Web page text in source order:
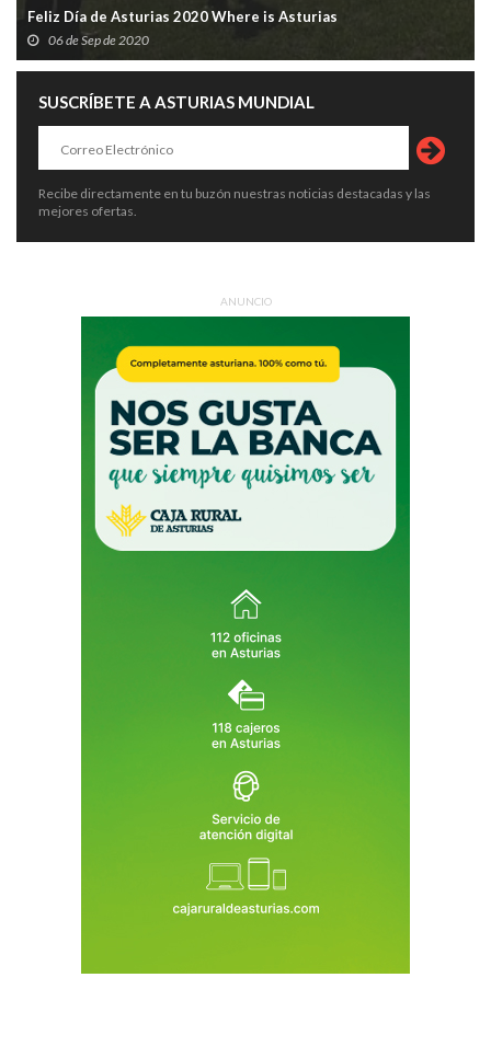
Feliz Día de Asturias 2020 Where is Asturias
06 de Sep de 2020
SUSCRÍBETE A ASTURIAS MUNDIAL
Recibe directamente en tu buzón nuestras noticias destacadas y las
mejores ofertas.
ANUNCIO